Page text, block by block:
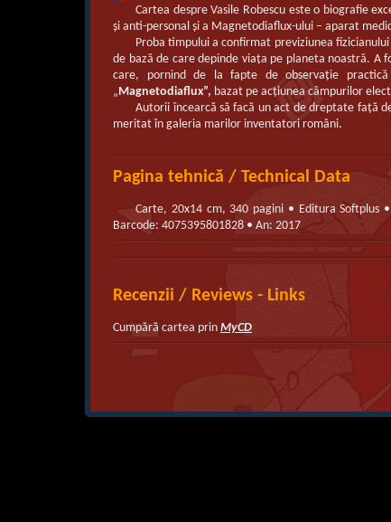
Cartea despre Vasile Robescu este o biografie
şi anti-personal şi a Magnetodiaflux-ului – aparat
Proba timpului a confirmat previziunea
de bază de care depinde viaţa pe planeta noastră. A
care, pornind de la fapte de observaţie
„Magnetodiaflux”, bazat pe acţiunea câmpurilor
Autorii încearcă să facă un act de dreptate faţă
meritat în galeria marilor inventatori români.
Pagina tehnică / Technical Data
Carte, 20x14 cm, 340 pagini • Editura Softplus
Barcode: 4075395801828 • An: 2017
Recenzii / Reviews - Links
Cumpără cartea prinMyCD